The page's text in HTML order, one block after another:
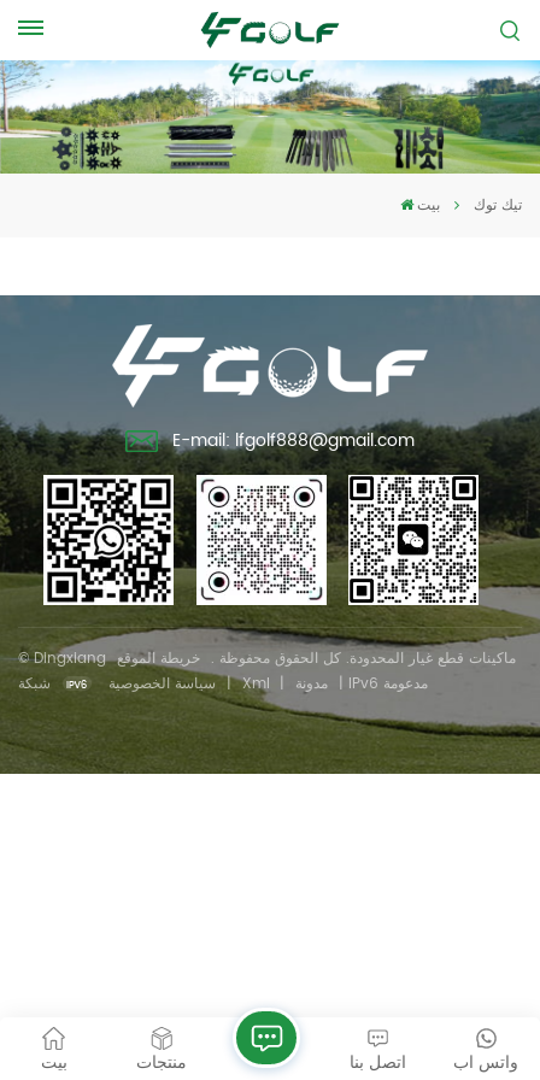
بيت تيك توك
E-mail: lfgolf888@gmail.com
© Dingxiang ماكينات قطع غيار المحدودة. كل الحقوق محفوظة . خريطة الموقع
| مدونة |
Xml
| سياسة الخصوصية شبكة IPv6 مدعومة
بيت منتجات واتس اب اتصل بنا